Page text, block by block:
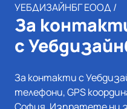
УЕБДИЗАЙНБГ ЕООД /
За
с
За контакти с
телефони, GPS